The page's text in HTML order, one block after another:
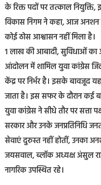
के रिक्त पदों पर तत्काल
​विकास निगम ने कहा, आज अनशन
कोई ठोस आश्वासन नहीं मिला है।
​1 लाख की आबादी, सुविधाओं का
​आंदोलन में शामिल युवा कांग्रेस
केंद्र पर निर्भर है। इसके बावजूद
जाता है। इस सफर के दौरान कई
​युवा कांग्रेस ने सीधे तौर पर
सरकार और उनके जनप्रतिनिधि
सेवाएं दुरुस्त नहीं होतीं, उनका
जयसवाल, ब्लॉक अध्यक्ष अंसुल
नागरिक उपस्थित रहे।